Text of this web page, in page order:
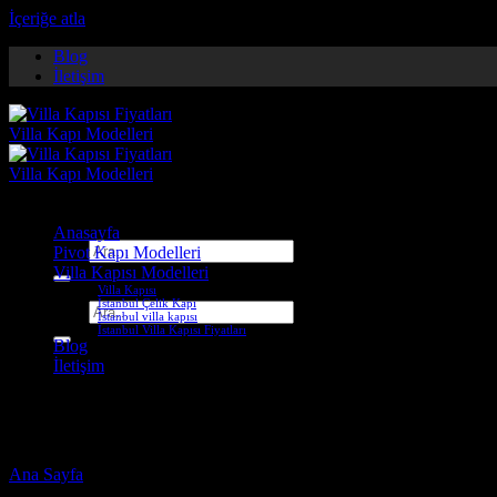
İçeriğe atla
Blog
İletişim
Ara:
Anasayfa
Pivot Kapı Modelleri
Villa Kapısı Modelleri
Villa Kapısı
İstanbul Çelik Kapı
İstanbul villa kapısı
İstanbul Villa Kapısı Fiyatları
Blog
İletişim
Ana Sayfa